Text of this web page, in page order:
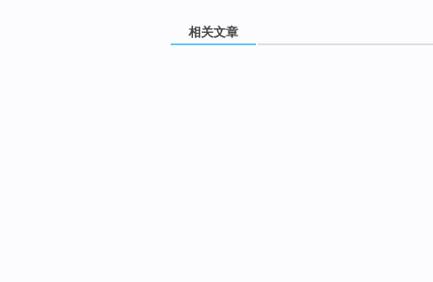
相关文章